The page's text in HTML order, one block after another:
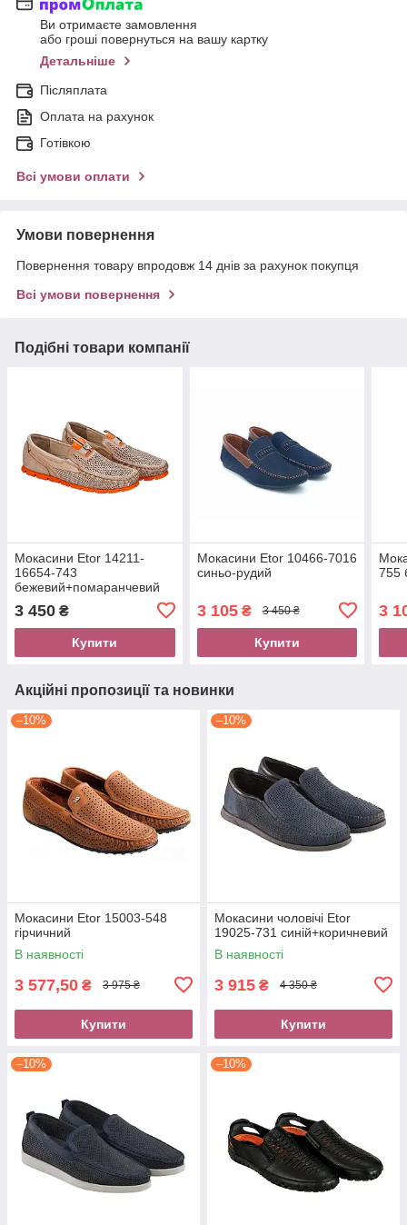
Ви отримаєте замовлення
або гроші повернуться на вашу картку
Детальніше
Післяплата
Оплата на рахунок
Готівкою
Всі умови оплати
Умови повернення
Повернення товару впродовж 14 днів за рахунок покупця
Всі умови повернення
Подібні товари компанії
Мокасини Etor 14211-
16654-743
бежевий+помаранчевий
3 450 ₴
Купити
Мокасини Etor 10466-7016
синьо-рудий
3 105₴ 3 450 ₴
Купити
755
3
Акційні пропозиції та новинки
–10%
Мокасини Etor 15003-548
гірчичний
В наявності
3 577,50 ₴ 3 975 ₴
Купити
–10%
Мокасини чоловічі Etor
19025-731 синій+коричневий
В наявності
3 915 ₴ 4 350 ₴
Купити
–10% –10%